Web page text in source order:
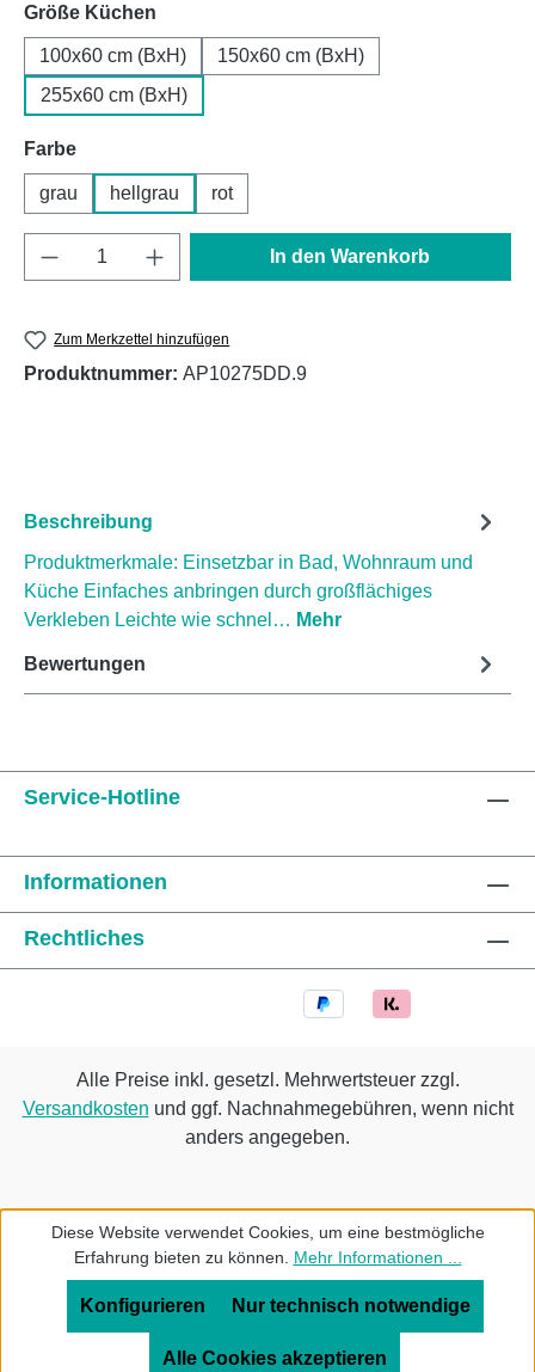
Größe Küchen
100x60 cm (BxH)
150x60 cm (BxH)
255x60 cm (BxH)
Farbeauswählen
grau hellgrau rot
Produkt Anzahl: Gib den gewünschten
In den Warenkorb
Zum Merkzettel hinzufügen
Produktnummer: AP10275DD.9
Beschreibung
Produktmerkmale: Einsetzbar in Bad, Wohnraum und
Küche Einfaches anbringen durch großflächiges
Verkleben Leichte wie schnel… Mehr
Bewertungen
Service-Hotline
Informationen
Rechtliches
Alle Preise inkl. gesetzl. Mehrwertsteuer zzgl.
Versandkosten und ggf. Nachnahmegebühren, wenn nicht
anders angegeben.
Diese Website verwendet Cookies, um eine bestmögliche
Erfahrung bieten zu können. Mehr Informationen ...
Nur technisch notwendige
Konfigurieren
Alle Cookies akzeptieren